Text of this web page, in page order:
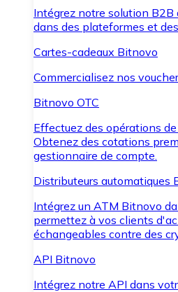
Intégrez notre solution
dans des plateformes et
Cartes-cadeaux Bitnovo
Commercialisez nos
Bitnovo OTC
Effectuez des opérations
Obtenez des cotations
gestionnaire de compte.
Distributeurs automatiques
Intégrez un ATM Bitnovo
permettez à vos clients
échangeables contre des
API Bitnovo
Intégrez notre API dans